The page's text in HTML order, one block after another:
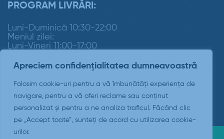
Apreciem confidențialitatea dumneavoastră
Folosim cookie-uri pentru a vă îmbunătăți experiența de
navigare, pentru a vă oferi reclame sau conținut
personalizat și pentru a ne analiza traficul. Făcând clic
pe „Accept toate”, sunteți de acord cu utilizarea cookie-
urilor.
PROGRAM LIVRĂRI:
Luni-Duminică 10:30-22:00
Meniul zilei:
Luni-Vineri 11:00-17:00